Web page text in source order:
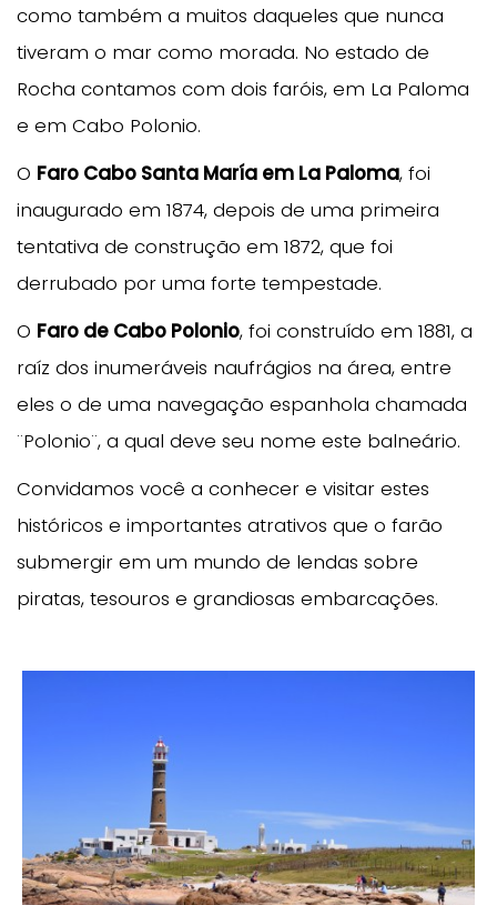
como também a muitos daqueles que nunca
tiveram o mar como morada. No estado de
Rocha contamos com dois faróis, em La Paloma
e em Cabo Polonio.
O Faro Cabo Santa María em La Paloma, foi
inaugurado em 1874, depois de uma primeira
tentativa de construção em 1872, que foi
derrubado por uma forte tempestade.
O Faro de Cabo Polonio, foi construído em 1881, a
raíz dos inumeráveis naufrágios na área, entre
eles o de uma navegação espanhola chamada
¨Polonio¨, a qual deve seu nome este balneário.
Convidamos você a conhecer e visitar estes
históricos e importantes atrativos que o farão
submergir em um mundo de lendas sobre
piratas, tesouros e grandiosas embarcações.